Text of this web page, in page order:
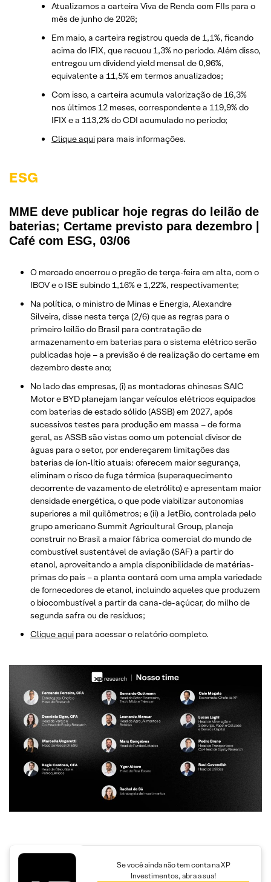
Atualizamos a carteira Viva de Renda com FIIs para o
mês de junho de 2026;
Em maio, a carteira registrou queda de 1,1%, ficando
acima do IFIX, que recuou 1,3% no período. Além disso,
entregou um dividend yield mensal de 0,96%,
equivalente a 11,5% em termos anualizados;
Com isso, a carteira acumula valorização de 16,3%
nos últimos 12 meses, correspondente a 119,9% do
IFIX e a 113,2% do CDI acumulado no período;
Clique aqui para mais informações.
ESG
MME deve publicar hoje regras do leilão de
baterias; Certame previsto para dezembro |
Café com ESG, 03/06
O mercado encerrou o pregão de terça-feira em alta, com o
IBOV e o ISE subindo 1,16% e 1,22%, respectivamente;
Na política, o ministro de Minas e Energia, Alexandre
Silveira, disse nesta terça (2/6) que as regras para o
primeiro leilão do Brasil para contratação de
armazenamento em baterias para o sistema elétrico serão
publicadas hoje – a previsão é de realização do certame em
dezembro deste ano;
No lado das empresas, (i) as montadoras chinesas SAIC
Motor e BYD planejam lançar veículos elétricos equipados
com baterias de estado sólido (ASSB) em 2027, após
sucessivos testes para produção em massa – de forma
geral, as ASSB são vistas como um potencial divisor de
águas para o setor, por endereçarem limitações das
baterias de íon-lítio atuais: oferecem maior segurança,
eliminam o risco de fuga térmica (superaquecimento
decorrente de vazamento de eletrólito) e apresentam maior
densidade energética, o que pode viabilizar autonomias
superiores a mil quilômetros; e (ii) a JetBio, controlada pelo
grupo americano Summit Agricultural Group, planeja
construir no Brasil a maior fábrica comercial do mundo de
combustível sustentável de aviação (SAF) a partir do
etanol, aproveitando a ampla disponibilidade de matérias-
primas do país – a planta contará com uma ampla variedade
de fornecedores de etanol, incluindo aqueles que produzem
o biocombustível a partir da cana-de-açúcar, do milho de
segunda safra ou de resíduos;
Clique aqui para acessar o relatório completo.
Se você ainda não tem conta na XP
Investimentos, abra a sua!